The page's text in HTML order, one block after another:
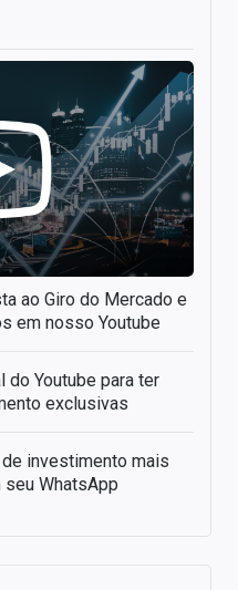
ao Giro do Mercado e
em nosso Youtube
do Youtube para ter
exclusivas
investimento mais
WhatsApp